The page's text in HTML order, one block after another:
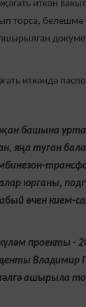
иткән
торса, белешмә
иткәндә
башына
яңа туган
юрганы,
өчен кием-
проекты -
Владимир
ашырыла